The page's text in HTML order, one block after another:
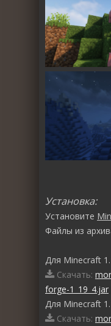
Установка:
Установите
Файлы из
Для Minecraft
Скачать:
forge-1_19_4.jar
Для Minecraft
Скачать: